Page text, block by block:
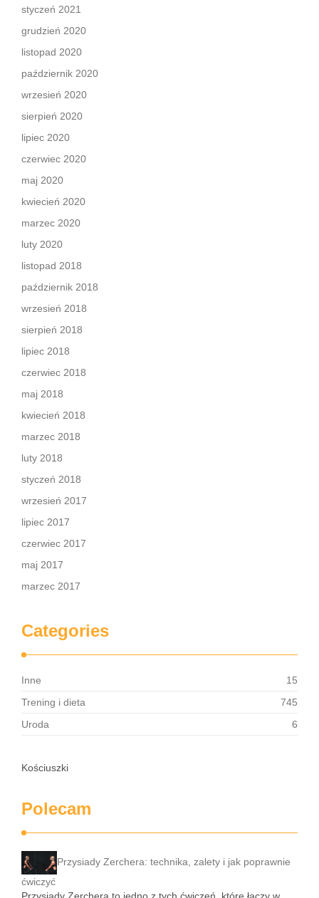
styczeń 2021
grudzień 2020
listopad 2020
październik 2020
wrzesień 2020
sierpień 2020
lipiec 2020
czerwiec 2020
maj 2020
kwiecień 2020
marzec 2020
luty 2020
listopad 2018
październik 2018
wrzesień 2018
sierpień 2018
lipiec 2018
czerwiec 2018
maj 2018
kwiecień 2018
marzec 2018
luty 2018
styczeń 2018
wrzesień 2017
lipiec 2017
czerwiec 2017
maj 2017
marzec 2017
Categories
Inne
15
Trening i dieta
745
Uroda
6
Kościuszki
Polecam
Przysiady Zerchera: technika, zalety i jak poprawnie
ćwiczyć